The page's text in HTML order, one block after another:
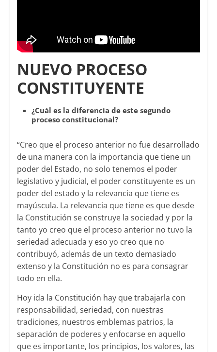
NUEVO PROCESO
CONSTITUYENTE
¿Cuál es la diferencia de este segundo
proceso constitucional?
“Creo que el proceso anterior no fue desarrollado
de una manera con la importancia que tiene un
poder del Estado, no solo tenemos el poder
legislativo y judicial, el poder constituyente es un
poder del estado y la relevancia que tiene es
mayúscula. La relevancia que tiene es que desde
la Constitución se construye la sociedad y por la
tanto yo creo que el proceso anterior no tuvo la
seriedad adecuada y eso yo creo que no
contribuyó, además de un texto demasiado
extenso y la Constitución no es para consagrar
todo en ella.
Hoy ida la Constitución hay que trabajarla con
responsabilidad, seriedad, con nuestras
tradiciones, nuestros emblemas patrios, la
separación de poderes y enfocarse en aquello
que es importante, los principios, los valores, las